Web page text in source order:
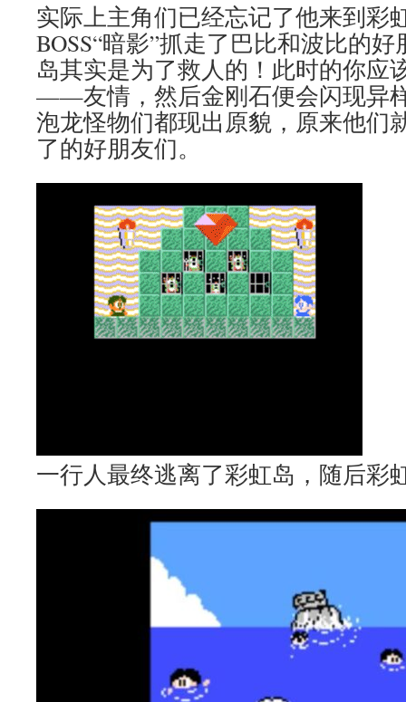
实际上主角们已经忘记了他来到彩
BOSS“暗影”抓走了巴比和波比的
岛其实是为了救人的！此时的你应
——友情，然后金刚石便会闪现异
泡龙怪物们都现出原貌，原来他们
了的好朋友们。
一行人最终逃离了彩虹岛，随后彩